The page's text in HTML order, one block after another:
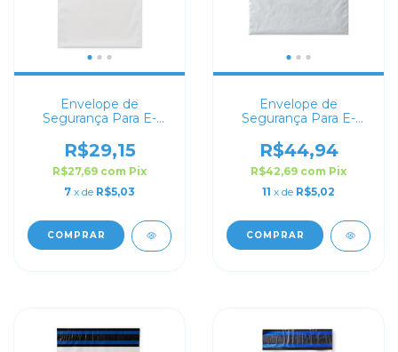
Envelope de
Segurança Para E-
R$29,15
R$27,69 com Pix
7 x de R$5,03
COMPRAR
Envelope de
Segurança Para E-
R$44,94
R$42,69 com Pix
11 x de R$5,02
COMPRAR